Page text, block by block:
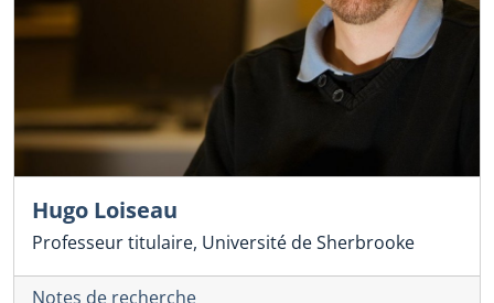
Hugo Loiseau
Professeur titulaire, Université de Sherbrooke
Notes de recherche